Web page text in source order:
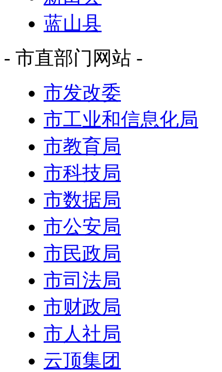
蓝山县
- 市直部门网站 -
市发改委
市工业和信息化局
市教育局
市科技局
市数据局
市公安局
市民政局
市司法局
市财政局
市人社局
云顶集团